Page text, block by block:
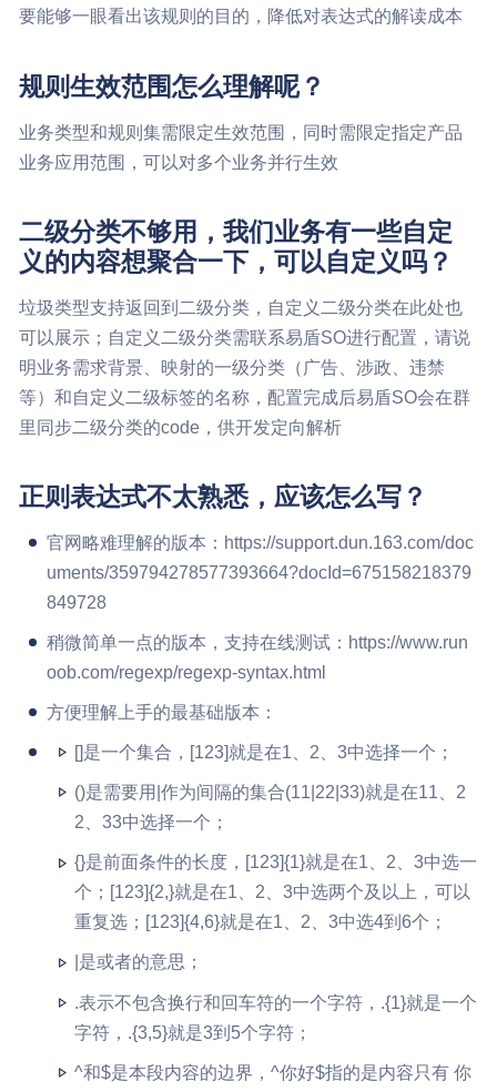
要能够一眼看出该规则的目的，降低对表达式的解读成本
规则生效范围怎么理解呢？
业务类型和规则集需限定生效范围，同时需限定指定产品
业务应用范围，可以对多个业务并行生效
二级分类不够用，我们业务有一些自定
义的内容想聚合一下，可以自定义吗？
垃圾类型支持返回到二级分类，自定义二级分类在此处也
可以展示；自定义二级分类需联系易盾SO进行配置，请说
明业务需求背景、映射的一级分类（广告、涉政、违禁
等）和自定义二级标签的名称，配置完成后易盾SO会在群
里同步二级分类的code，供开发定向解析
正则表达式不太熟悉，应该怎么写？
官网略难理解的版本：https://support.dun.163.com/doc
uments/359794278577393664?docId=675158218379
849728
稍微简单一点的版本，支持在线测试：https://www.run
oob.com/regexp/regexp-syntax.html
方便理解上手的最基础版本：
[]是一个集合，[123]就是在1、2、3中选择一个；
()是需要用|作为间隔的集合(11|22|33)就是在11、2
2、33中选择一个；
{}是前面条件的长度，[123]{1}就是在1、2、3中选一
个；[123]{2,}就是在1、2、3中选两个及以上，可以
重复选；[123]{4,6}就是在1、2、3中选4到6个；
|是或者的意思；
.表示不包含换行和回车符的一个字符，.{1}就是一个
字符，.{3,5}就是3到5个字符；
^和$是本段内容的边界，^你好$指的是内容只有 你